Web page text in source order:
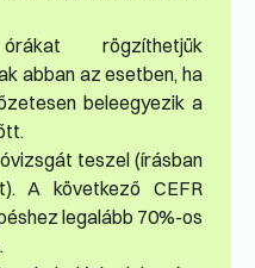
rögzíthetjük
abban az esetben, ha
beleegyezik a
teszel (írásban
A következő CEFR
legalább 70%-os